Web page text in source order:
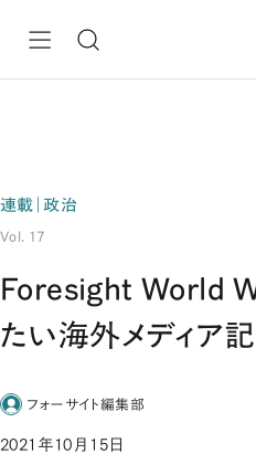
連載｜政治
Vol. 17
Foresight World
たい海外メディア
フォーサイト編集部
2021年10月15日